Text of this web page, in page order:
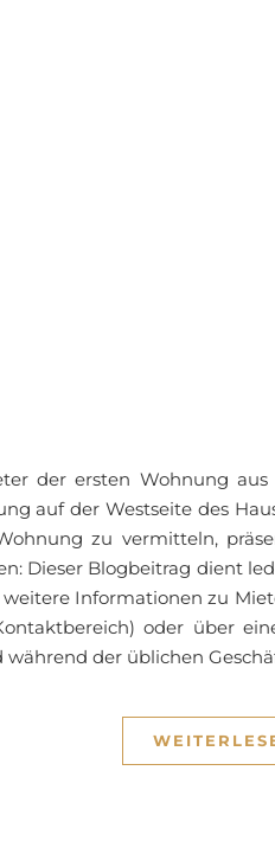
der ersten Wohnung
auf der Westseite des
zu vermitteln,
Dieser Blogbeitrag dient
Informationen zu
oder über
während der üblichen